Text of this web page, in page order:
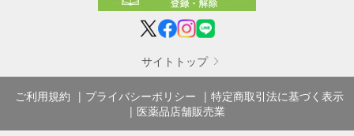
サイトトップ
ご利用規約 プライバシーポリシー
特定商取引法に基づく表示
医薬品店舗販売業